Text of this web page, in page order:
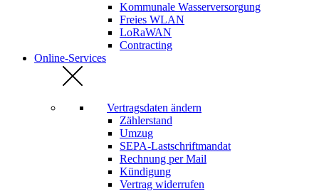
Kommunale Wasserversorgung
Freies WLAN
LoRaWAN
Contracting
Online-Services
Vertragsdaten ändern
Zählerstand
Umzug
SEPA-Lastschriftmandat
Rechnung per Mail
Kündigung
Vertrag widerrufen